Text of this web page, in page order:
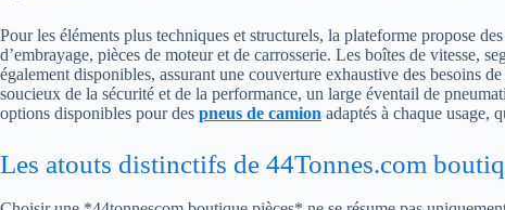
Pour les éléments plus techniques et structurels, la plateforme propose
d’embrayage, pièces de moteur et de carrosserie. Les boîtes de vitesse,
également disponibles, assurant une couverture exhaustive des besoins
soucieux de la sécurité et de la performance, un large éventail de
options disponibles pour des pneus de camion adaptés à chaque usage,
Les atouts distinctifs de 44Tonnes.com